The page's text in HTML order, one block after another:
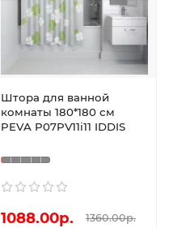
Штора для ванной
комнаты 180*180 см
PEVA P07PV11i11 IDDIS
1088.00р. 1360.00р.